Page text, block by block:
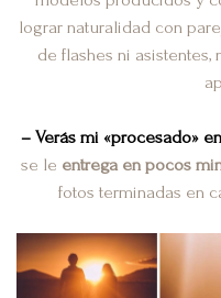
lograr naturalidad con
de flashes ni
– Verás mi «procesado»
se le entrega en pocos
fotos terminadas en